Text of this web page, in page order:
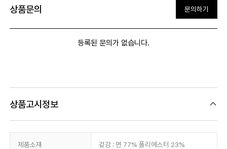
상품문의 문의하기
등록된 문의가 없습니다.
상품고시정보
제품소재 겉감 : 면 77% 폴리에스터 23%